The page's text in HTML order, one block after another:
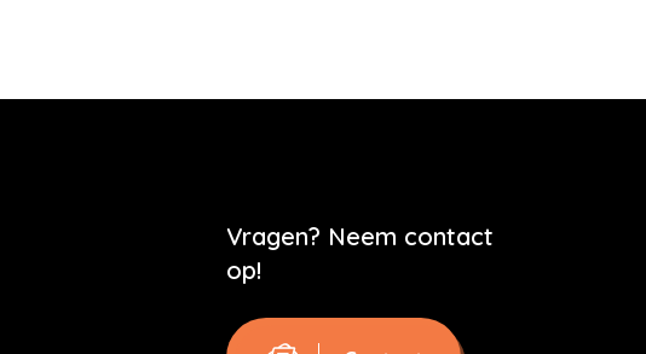
Vragen? Neem contact
op!